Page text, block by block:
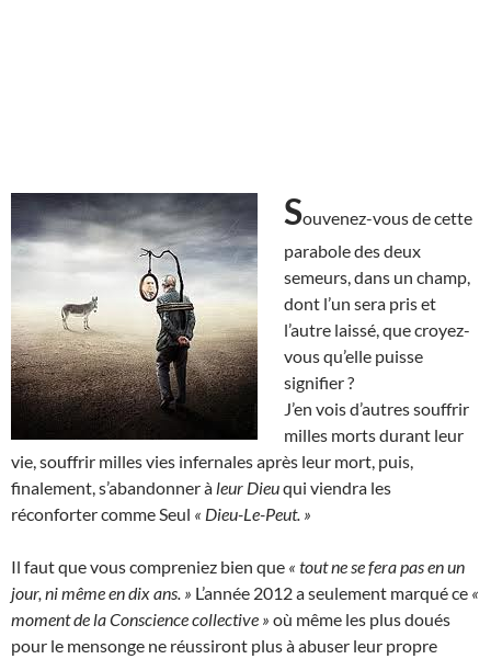
Souvenez-vous de cette
parabole des deux
semeurs, dans un champ,
dont l’un sera pris et
l’autre laissé, que croyez-
vous qu’elle puisse
signifier ?
J’en vois d’autres souffrir
milles morts durant leur
vie, souffrir milles vies infernales après leur mort, puis,
finalement, s’abandonner à leur Dieuqui viendra les
réconforter comme Seul « Dieu-Le-Peut. »
Il faut que vous compreniez bien que « tout ne se fera pas en un
jour, ni même en dix ans. » L’année 2012 a seulement marqué ce «
moment de la Conscience collective » où même les plus doués
pour le mensonge ne réussiront plus à abuser leur propre